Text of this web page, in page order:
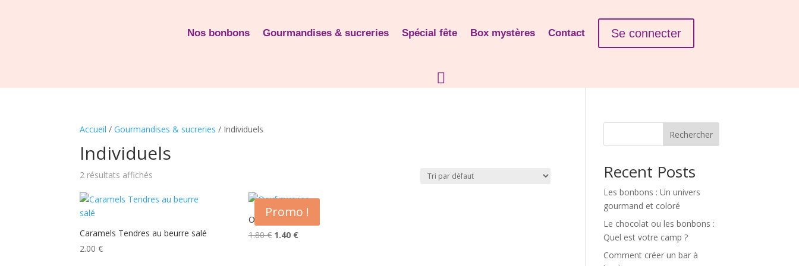
Nos bonbons Gourmandises & sucreries Spécial fête Box mystères Contact Se connecter
Accueil /Gourmandises & sucreries / Individuels
Individuels
2 résultats affichés
Caramels Tendres au beurre salé
2.00€
Promo !
Oeuf surprise
1.80€ Le
1.40 €Le
Rechercher
Recent Posts
Les bonbons : Un univers
gourmand et coloré
Le chocolat ou les bonbons :
Quel est votre camp ?
Comment créer un bar à